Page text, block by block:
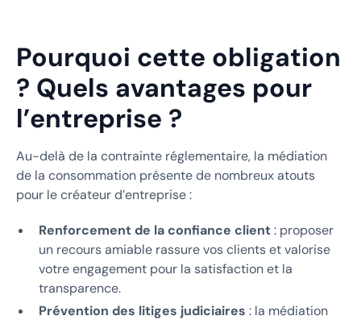
Pourquoi cette obligation
? Quels avantages pour
l’entreprise ?
Au-delà de la contrainte réglementaire, la médiation
de la consommation présente de nombreux atouts
pour le créateur d’entreprise :
Renforcement de la confiance client: proposer
un recours amiable rassure vos clients et valorise
votre engagement pour la satisfaction et la
transparence.
Prévention des litiges judiciaires : la médiation